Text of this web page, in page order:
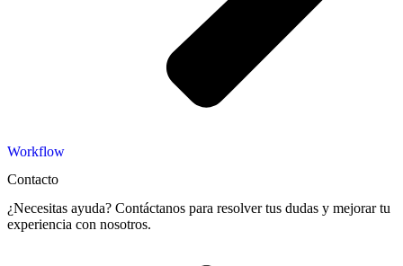
Workflow
Contacto
¿Necesitas ayuda? Contáctanos para resolver tus dudas y mejorar tu
experiencia con nosotros.